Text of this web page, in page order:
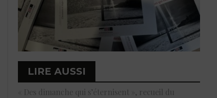
LIRE AUSSI
« Des dimanche qui s’éternisent », recueil du